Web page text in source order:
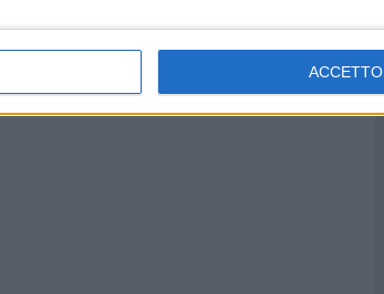
ACCETTO
parcheggio selvaggio sul
lungomare Cristoforo Colombo